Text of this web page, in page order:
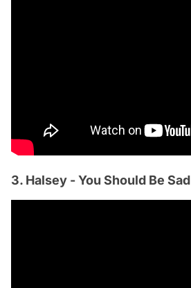
3. Halsey - You Should Be Sad